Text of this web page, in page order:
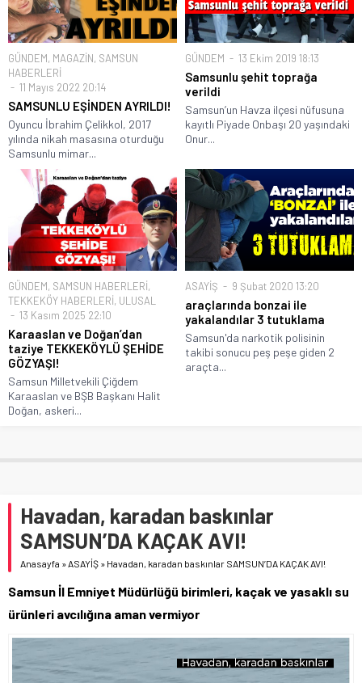
GÜNDEM, MAGAZİN, SAMSUN
HABERLERİ
11 Mayıs 2022 20:14
SAMSUNLU EŞİNDEN AYRILDI!
Oyuncu İbrahim Çelikkol, 2017
yılında nikah masasına oturduğu
Samsunlu mimar...
GÜNDEM 13 Ekim 2019 18:13
Samsunlu şehit toprağa
verildi
Samsun’un Havza ilçesi nüfusuna
kayıtlı Piyade Onbaşı 20 yaşındaki
Onur...
GÜNDEM, SAMSUN HABERLERİ,
TEKKEKÖY HABERLERİ, ULUSAL
13 Kasım 2025 22:10
Karaaslan ve Doğan’dan
taziye TEKKEKÖYLÜ ŞEHİDE
GÖZYAŞI!
Samsun Milletvekili Çiğdem
Karaaslan ve BŞB Başkanı Halit
Doğan, askeri...
ASAYİŞ 9 Şubat 2020 13:20
araçlarında bonzai ile
yakalandılar 3 tutuklama
Samsun'da narkotik polisinin
takibi sonucu peş peşe giden 2
araçta...
Havadan, karadan baskınlar
SAMSUN’DA KAÇAK AVI!
Anasayfa » ASAYİŞ » Havadan, karadan baskınlar SAMSUN’DA KAÇAK AVI!
Samsun İl Emniyet Müdürlüğü birimleri, kaçak ve yasaklı su
ürünleri avcılığına aman vermiyor